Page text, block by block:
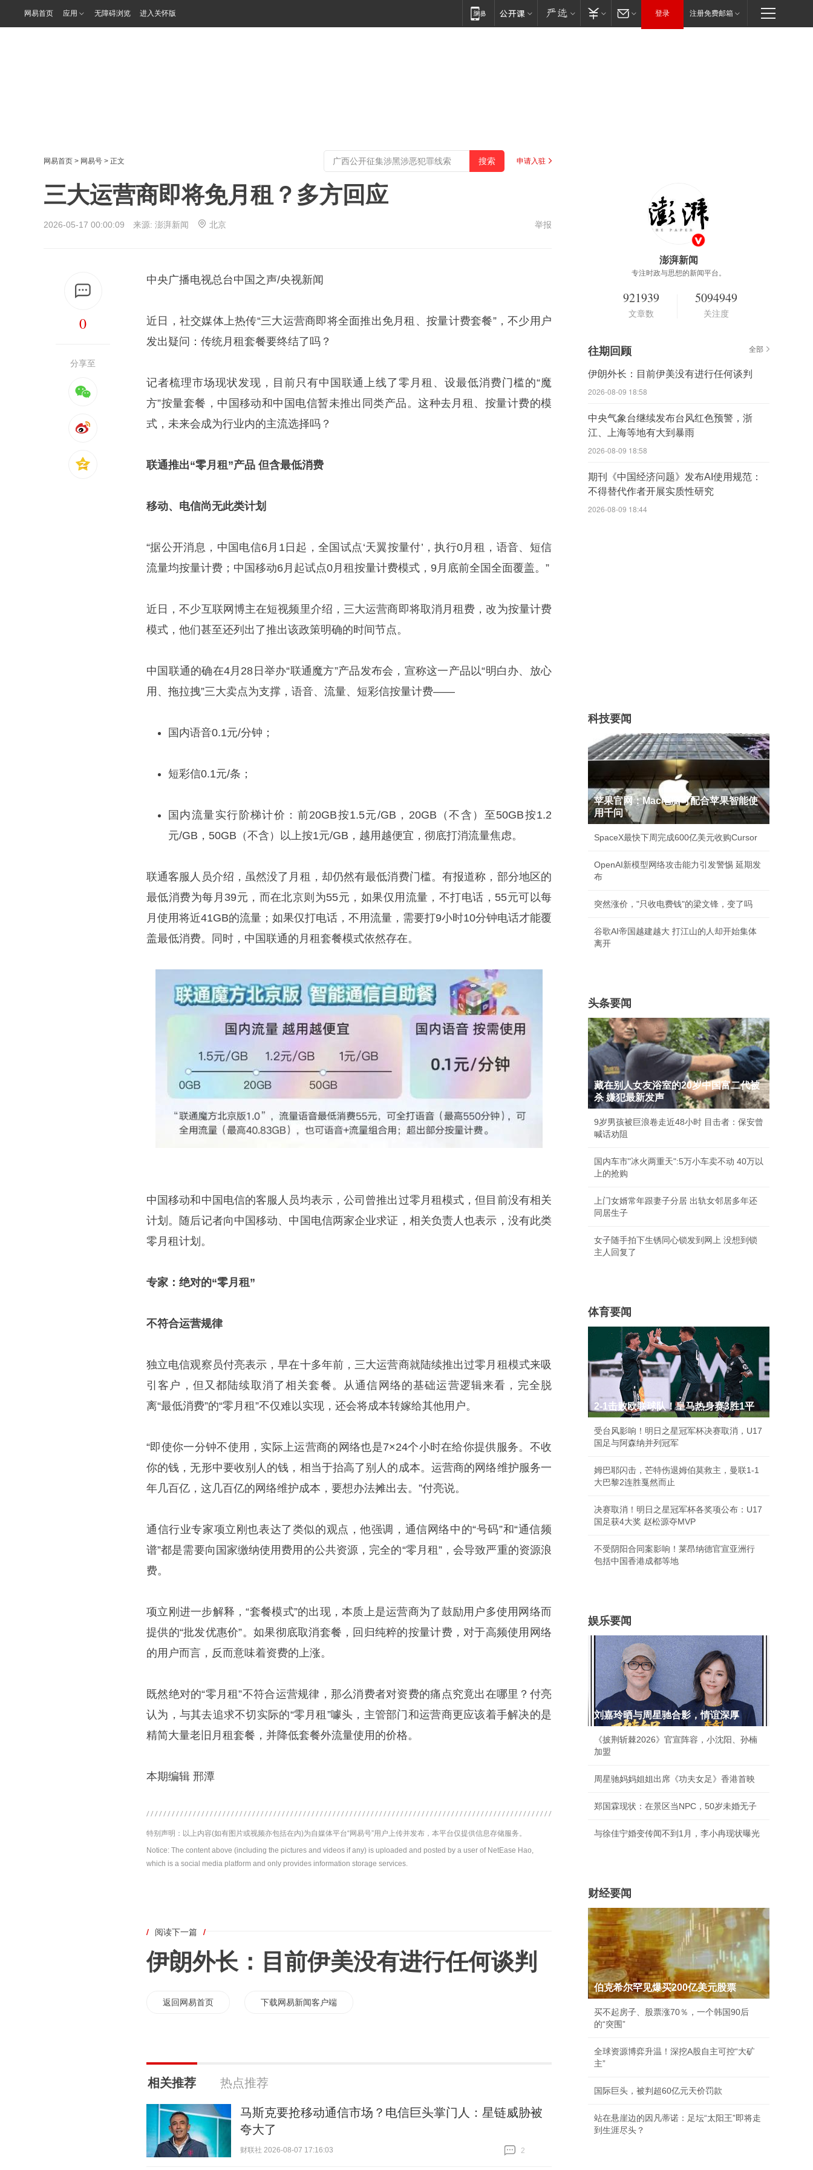
网易首页 应用 无障碍浏览 进入关怀版 登录 注册免费邮箱
网易首页 > 网易号 > 正文 申请入驻
三大运营商即将免月租？多方回应
2026-05-17 00:00:09 来源: 澎湃新闻 北京 举报
0
分享至
中央广播电视总台中国之声/央视新闻
近日，社交媒体上热传“三大运营商即将全面推出免月租、按量计费套餐”，不少用户
发出疑问：传统月租套餐要终结了吗？
记者梳理市场现状发现，目前只有中国联通上线了零月租、设最低消费门槛的“魔
方”按量套餐，中国移动和中国电信暂未推出同类产品。这种去月租、按量计费的模
式，未来会成为行业内的主流选择吗？
联通推出“零月租”产品 但含最低消费
移动、电信尚无此类计划
“据公开消息，中国电信6月1日起，全国试点‘天翼按量付’，执行0月租，语音、短信
流量均按量计费；中国移动6月起试点0月租按量计费模式，9月底前全国全面覆盖。”
近日，不少互联网博主在短视频里介绍，三大运营商即将取消月租费，改为按量计费
模式，他们甚至还列出了推出该政策明确的时间节点。
中国联通的确在4月28日举办“联通魔方”产品发布会，宣称这一产品以“明白办、放心
用、拖拉拽”三大卖点为支撑，语音、流量、短彩信按量计费——
国内语音0.1元/分钟；
短彩信0.1元/条；
国内流量实行阶梯计价：前20GB按1.5元/GB，20GB（不含）至50GB按1.2
元/GB，50GB（不含）以上按1元/GB，越用越便宜，彻底打消流量焦虑。
联通客服人员介绍，虽然没了月租，却仍然有最低消费门槛。有报道称，部分地区的
最低消费为每月39元，而在北京则为55元，如果仅用流量，不打电话，55元可以每
月使用将近41GB的流量；如果仅打电话，不用流量，需要打9小时10分钟电话才能覆
盖最低消费。同时，中国联通的月租套餐模式依然存在。
中国移动和中国电信的客服人员均表示，公司曾推出过零月租模式，但目前没有相关
计划。随后记者向中国移动、中国电信两家企业求证，相关负责人也表示，没有此类
零月租计划。
专家：绝对的“零月租”
不符合运营规律
独立电信观察员付亮表示，早在十多年前，三大运营商就陆续推出过零月租模式来吸
引客户，但又都陆续取消了相关套餐。从通信网络的基础运营逻辑来看，完全脱
离“最低消费”的“零月租”不仅难以实现，还会将成本转嫁给其他用户。
“即使你一分钟不使用，实际上运营商的网络也是7×24个小时在给你提供服务。不收
你的钱，无形中要收别人的钱，相当于抬高了别人的成本。运营商的网络维护服务一
年几百亿，这几百亿的网络维护成本，要想办法摊出去。”付亮说。
通信行业专家项立刚也表达了类似的观点，他强调，通信网络中的“号码”和“通信频
谱”都是需要向国家缴纳使用费用的公共资源，完全的“零月租”，会导致严重的资源浪
费。
项立刚进一步解释，“套餐模式”的出现，本质上是运营商为了鼓励用户多使用网络而
提供的“批发优惠价”。如果彻底取消套餐，回归纯粹的按量计费，对于高频使用网络
的用户而言，反而意味着资费的上涨。
既然绝对的“零月租”不符合运营规律，那么消费者对资费的痛点究竟出在哪里？付亮
认为，与其去追求不切实际的“零月租”噱头，主管部门和运营商更应该着手解决的是
精简大量老旧月租套餐，并降低套餐外流量使用的价格。
本期编辑 邢潭
特别声明：以上内容(如有图片或视频亦包括在内)为自媒体平台“网易号”用户上传并发布，本平台仅提供信息存储服务。
Notice: The content above (including the pictures and videos if any) is uploaded and posted by a user of NetEase Hao,
which is a social media platform and only provides information storage services.
/ 阅读下一篇 /
伊朗外长：目前伊美没有进行任何谈判
返回网易首页 下载网易新闻客户端
相关推荐 热点推荐
马斯克要抢移动通信市场？电信巨头掌门人：星链威胁被
夸大了
财联社 2026-08-07 17:16:03
2
澎湃新闻
专注时政与思想的新闻平台。
921939
文章数
5094949
关注度
往期回顾 全部
伊朗外长：目前伊美没有进行任何谈判
2026-08-09 18:58
中央气象台继续发布台风红色预警，浙
江、上海等地有大到暴雨
2026-08-09 18:58
期刊《中国经济问题》发布AI使用规范：
不得替代作者开展实质性研究
2026-08-09 18:44
科技要闻
苹果官网：Mac电脑可配合苹果智能使
用千问
SpaceX最快下周完成600亿美元收购Cursor
OpenAI新模型网络攻击能力引发警惕 延期发
布
突然涨价，"只收电费钱"的梁文锋，变了吗
谷歌AI帝国越建越大 打江山的人却开始集体
离开
头条要闻
藏在别人女友浴室的20岁中国富二代被
杀 嫌犯最新发声
9岁男孩被巨浪卷走近48小时 目击者：保安曾
喊话劝阻
国内车市"冰火两重天":5万小车卖不动 40万以
上的抢购
上门女婿常年跟妻子分居 出轨女邻居多年还
同居生子
女子随手拍下生锈同心锁发到网上 没想到锁
主人回复了
体育要闻
2-1击败欧联球队！皇马热身赛3胜1平
受台风影响！明日之星冠军杯决赛取消，U17
国足与阿森纳并列冠军
姆巴耶闪击，芒特伤退姆伯莫救主，曼联1-1
大巴黎2连胜戛然而止
决赛取消！明日之星冠军杯各奖项公布：U17
国足获4大奖 赵松源夺MVP
不受阴阳合同案影响！莱昂纳德官宣亚洲行
包括中国香港成都等地
娱乐要闻
刘嘉玲晒与周星驰合影，情谊深厚
《披荆斩棘2026》官宣阵容，小沈阳、孙楠
加盟
周星驰妈妈姐姐出席《功夫女足》香港首映
郑国霖现状：在景区当NPC，50岁未婚无子
与徐佳宁婚变传闻不到1月，李小冉现状曝光
财经要闻
伯克希尔罕见爆买200亿美元股票
买不起房子、股票涨70％，一个韩国90后
的“突围”
全球资源博弈升温！深挖A股自主可控“大矿
主”
国际巨头，被判超60亿元天价罚款
站在悬崖边的因凡蒂诺：足坛“太阳王”即将走
到生涯尽头？